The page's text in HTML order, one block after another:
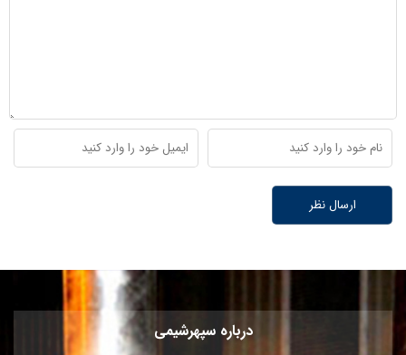
درباره سپهرشیمی